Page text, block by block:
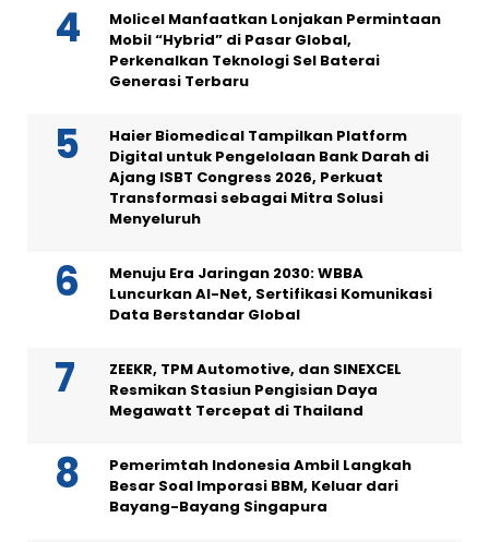
Molicel Manfaatkan Lonjakan Permintaan
Mobil “Hybrid” di Pasar Global,
Perkenalkan Teknologi Sel Baterai
Generasi Terbaru
Haier Biomedical Tampilkan Platform
Digital untuk Pengelolaan Bank Darah di
Ajang ISBT Congress 2026, Perkuat
Transformasi sebagai Mitra Solusi
Menyeluruh
Menuju Era Jaringan 2030: WBBA
Luncurkan AI-Net, Sertifikasi Komunikasi
Data Berstandar Global
ZEEKR, TPM Automotive, dan SINEXCEL
Resmikan Stasiun Pengisian Daya
Megawatt Tercepat di Thailand
Pemerimtah Indonesia Ambil Langkah
Besar Soal Imporasi BBM, Keluar dari
Bayang-Bayang Singapura